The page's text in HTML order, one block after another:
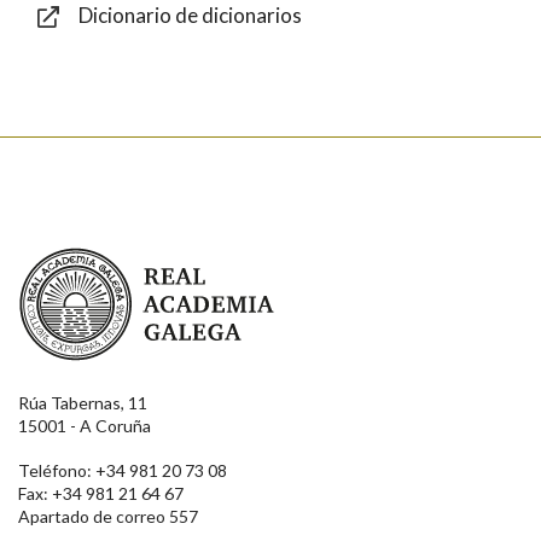
Dicionario de dicionarios
Real Academia Galega
Rúa Tabernas, 11
15001 - A Coruña
Teléfono: +34 981 20 73 08
Fax: +34 981 21 64 67
Apartado de correo 557